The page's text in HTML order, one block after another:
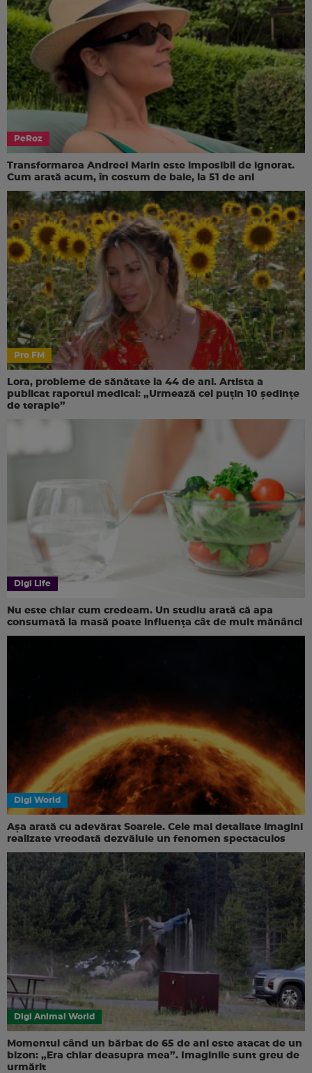
PeRoz
Transformarea Andreei Marin este imposibil de ignorat.
Cum arată acum, în costum de baie, la 51 de ani
Pro FM
Lora, probleme de sănătate la 44 de ani. Artista a
publicat raportul medical: „Urmează cel puțin 10 ședințe
de terapie”
Digi Life
Nu este chiar cum credeam. Un studiu arată că apa
consumată la masă poate influența cât de mult mănânci
Digi World
Așa arată cu adevărat Soarele. Cele mai detaliate imagini
realizate vreodată dezvăluie un fenomen spectaculos
Digi Animal World
Momentul când un bărbat de 65 de ani este atacat de un
bizon: „Era chiar deasupra mea”. Imaginile sunt greu de
urmărit